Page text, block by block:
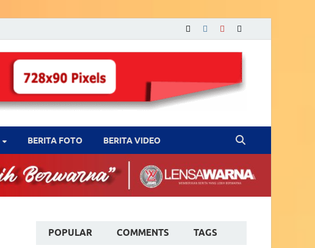
BERITA FOTO BERITA VIDEO
POPULAR COMMENTS TAGS